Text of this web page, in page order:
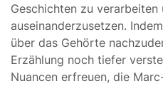
Geschichten zu
auseinanderzusetzen.
über das Gehörte
Erzählung noch tiefer
Nuancen erfreuen, die